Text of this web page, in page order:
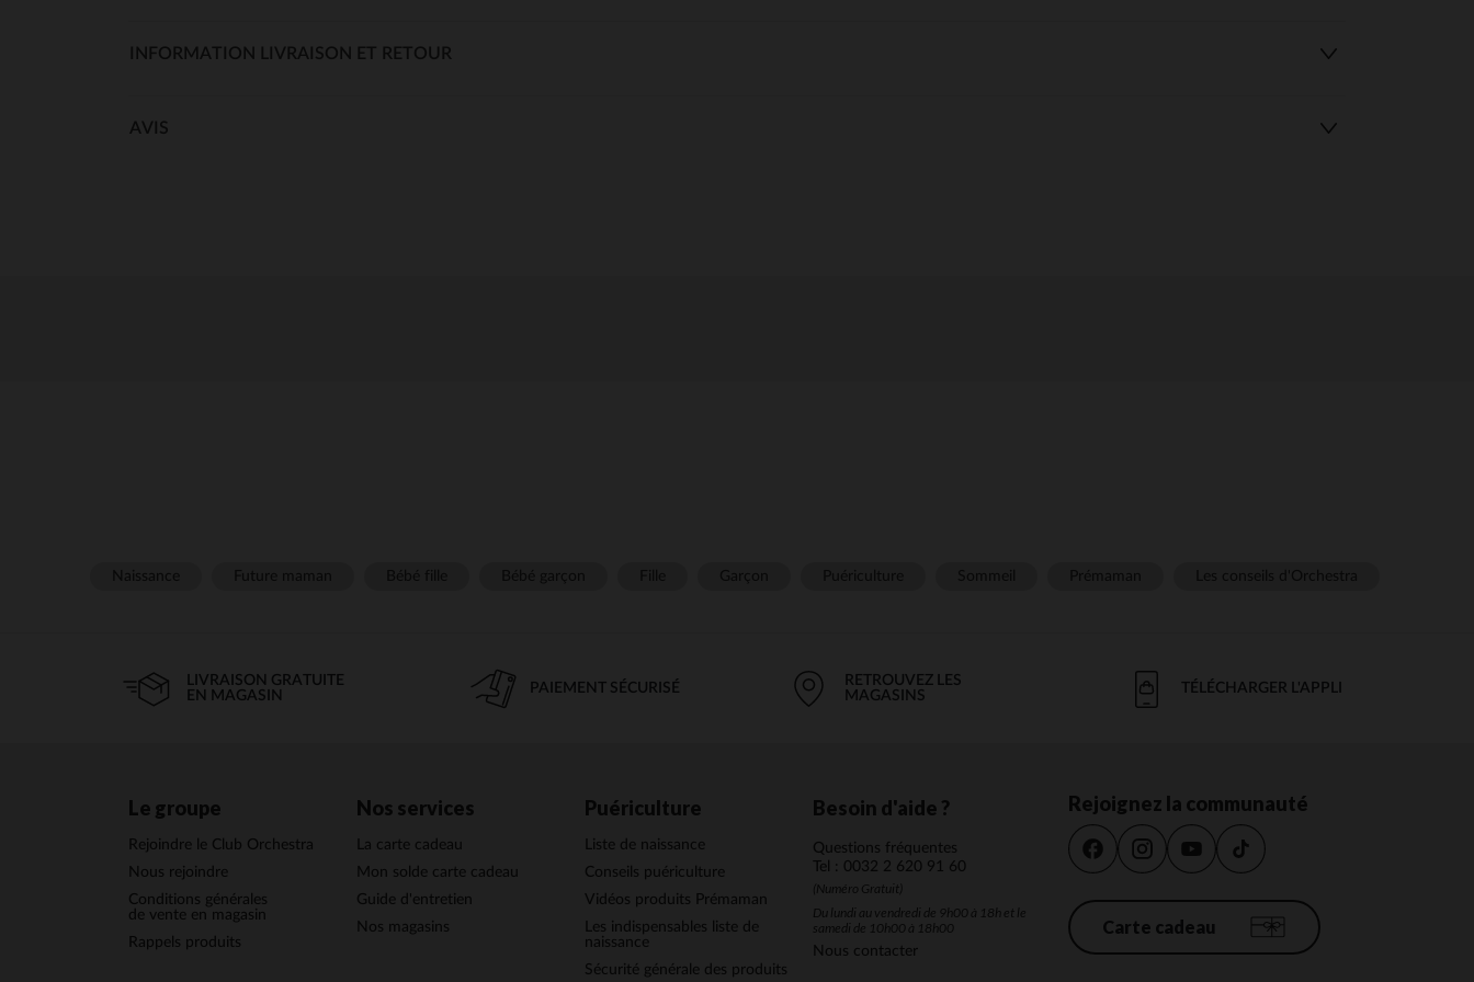
INFORMATION LIVRAISON ET RETOUR
AVIS
LIVRAISON GRATUITE
EN MAGASIN
PAIEMENT SÉCURISÉ
RETROUVEZ LES
MAGASINS
TÉLÉCHARGER L'APPLI
Le groupe
Rejoindre le Club Orchestra
Nous rejoindre
Conditions générales
de vente en magasin
Rappels produits
Nos services
La carte cadeau
Mon solde carte cadeau
Guide d'entretien
Nos magasins
Puériculture
Liste de naissance
Conseils puériculture
Vidéos produits Prémaman
Les indispensables liste de
naissance
Sécurité générale des produits
Besoin d'aide ?
Questions fréquentes
Tel : 0032 2 620 91 60
(Numéro Gratuit)
Du lundi au vendredi de 9h00 à 18h et le
samedi de 10h00 à 18h00
Nous contacter
Rejoignez la communauté
Carte cadeau